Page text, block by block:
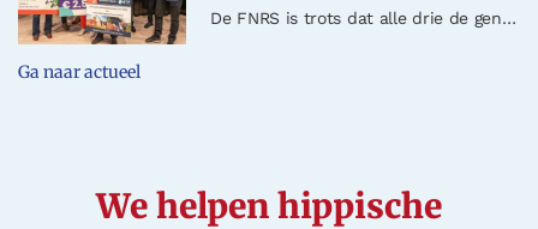
Jaar 2026
De FNRS is trots dat alle drie de genomineerden voor de titel Hippisch Ondernemer van het Jaar 2026 lid zijn van de FNRS. Tijdens De Hippische Ondernemer Dag op zaterdag 12 september, die plaatsvindt tijdens...
Ga naar actueel
We helpen hippische